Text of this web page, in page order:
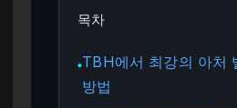
목차
●TBH에서 최강의 아처
방법